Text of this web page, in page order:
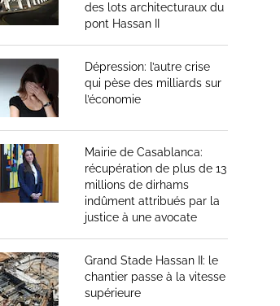
des lots architecturaux du
pont Hassan II
Dépression: l’autre crise
qui pèse des milliards sur
l’économie
Mairie de Casablanca:
récupération de plus de 13
millions de dirhams
indûment attribués par la
justice à une avocate
Grand Stade Hassan II: le
chantier passe à la vitesse
supérieure